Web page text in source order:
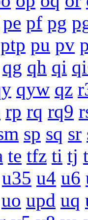
pe pf pg
ptp pu pv
qg qh qi
qyw qz
rp rq rq9
sp sq sr
te tfz ti tj
u35 u4 u6
uo upd uq